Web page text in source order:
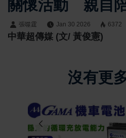
關懷活動 親自
圍爐拜早年送暖
張噬霆 Jan 30 2026 6372
中華超傳媒 (文/ 黃俊憲)
沒有更